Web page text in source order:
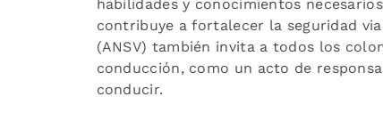
habilidades y conocimientos
contribuye a fortalecer la seguridad
(ANSV) también invita a todos los
conducción, como un acto de
conducir.